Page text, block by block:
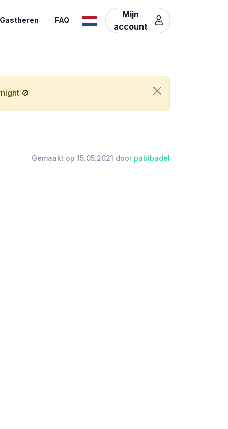
FAQ
Mijn
account
🚫
Gemaakt op 15.05.2021 door pabibadel